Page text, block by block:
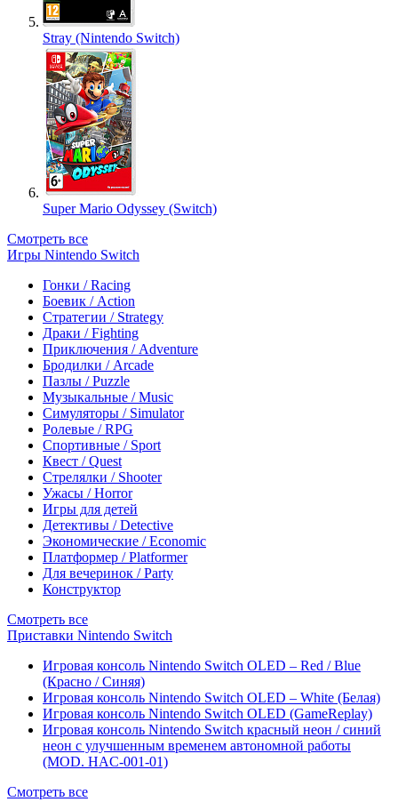
Stray (Nintendo Switch)
Super Mario Odyssey (Switch)
Смотреть все
Игры Nintendo Switch
Гонки / Racing
Боевик / Action
Стратегии / Strategy
Драки / Fighting
Приключения / Adventure
Бродилки / Arcade
Пазлы / Puzzle
Музыкальные / Music
Симуляторы / Simulator
Ролевые / RPG
Спортивные / Sport
Квест / Quest
Стрелялки / Shooter
Ужасы / Horror
Игры для детей
Детективы / Detective
Экономические / Economic
Платформер / Platformer
Для вечеринок / Party
Конструктор
Смотреть все
Приставки Nintendo Switch
Игровая консоль Nintendo Switch OLED – Red / Blue
(Красно / Синяя)
Игровая консоль Nintendo Switch OLED – White (Белая)
Игровая консоль Nintendo Switch OLED (GameReplay)
Игровая консоль Nintendo Switch красный неон / синий
неон с улучшенным временем автономной работы
(MOD. HAC-001-01)
Смотреть все